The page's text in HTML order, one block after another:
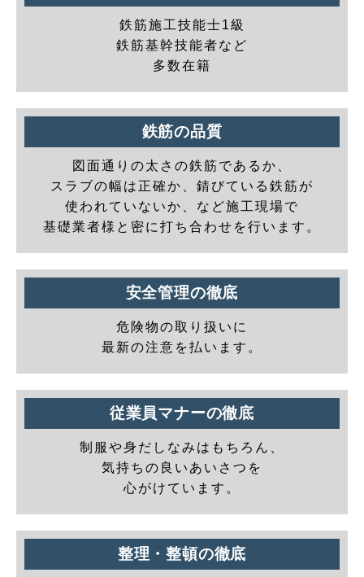
鉄筋施工技能士1級
鉄筋基幹技能者など
多数在籍
鉄筋の品質
図面通りの太さの鉄筋であるか、
スラブの幅は正確か、錆びている鉄筋が
使われていないか、など施工現場で
基礎業者様と密に打ち合わせを行います。
安全管理の徹底
危険物の取り扱いに
最新の注意を払います。
従業員マナーの徹底
制服や身だしなみはもちろん、
気持ちの良いあいさつを
心がけています。
整理・整頓の徹底